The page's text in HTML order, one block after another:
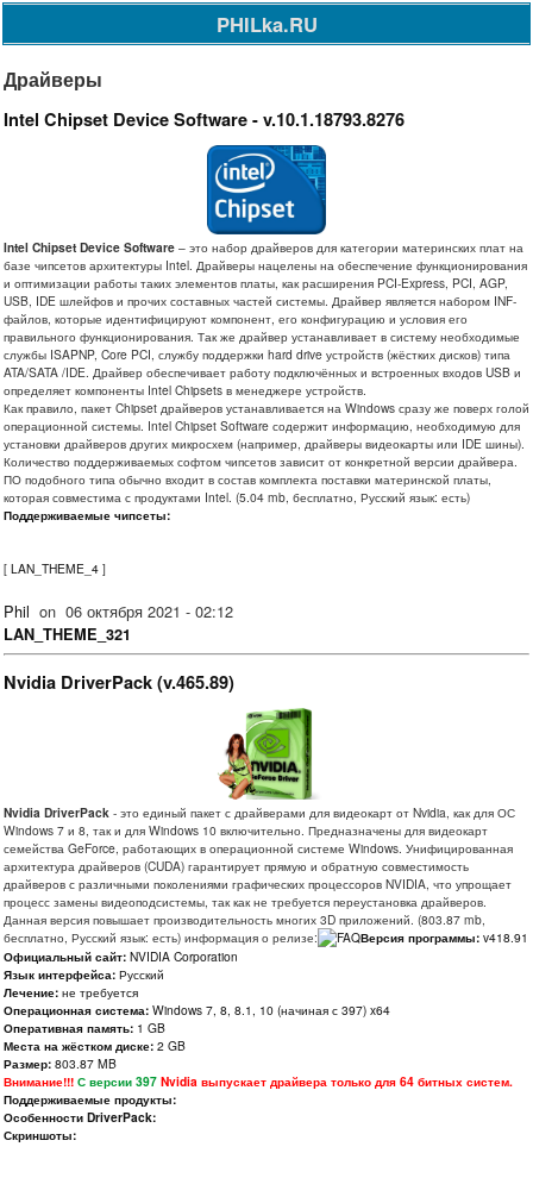
PHILka.RU
Драйверы
Intel Chipset Device Software - v.10.1.18793.8276
Intel Chipset Device Software – это набор драйверов для категории материнских плат на
базе чипсетов архитектуры Intel. Драйверы нацелены на обеспечение функционирования
и оптимизации работы таких элементов платы, как расширения PCI-Express, PCI, AGP,
USB, IDE шлейфов и прочих составных частей системы. Драйвер является набором INF-
файлов, которые идентифицируют компонент, его конфигурацию и условия его
правильного функционирования. Так же драйвер устанавливает в систему необходимые
службы ISAPNP, Core PCI, службу поддержки hard drive устройств (жёстких дисков) типа
ATA/SATA /IDE. Драйвер обеспечивает работу подключённых и встроенных входов USB и
определяет компоненты Intel Chipsets в менеджере устройств.
Как правило, пакет Chipset драйверов устанавливается на Windows сразу же поверх голой
операционной системы. Intel Chipset Software содержит информацию, необходимую для
установки драйверов других микросхем (например, драйверы видеокарты или IDE шины).
Количество поддерживаемых софтом чипсетов зависит от конкретной версии драйвера.
ПО подобного типа обычно входит в состав комплекта поставки материнской платы,
которая совместима с продуктами Intel. (5.04 mb, бесплатно, Русский язык: есть)
Поддерживаемые чипсеты:
[ LAN_THEME_4 ]
Phil on 06 октября 2021 - 02:12
LAN_THEME_321
Nvidia DriverPack (v.465.89)
Nvidia DriverPack - это единый пакет с драйверами для видеокарт от Nvidia, как для ОС
Windows 7 и 8, так и для Windows 10 включительно. Предназначены для видеокарт
семейства GeForce, работающих в операционной системе Windows. Унифицированная
архитектура драйверов (CUDA) гарантирует прямую и обратную совместимость
драйверов с различными поколениями графических процессоров NVIDIA, что упрощает
процесс замены видеоподсистемы, так как не требуется переустановка драйверов.
Данная версия повышает производительность многих 3D приложений. (803.87 mb,
бесплатно, Русский язык: есть) информация о релизе:
Версия программы: v418.91
Официальный сайт: NVIDIA Corporation
Язык интерфейса: Русский
Лечение: не требуется
Операционная система: Windows 7, 8, 8.1, 10 (начиная с 397) x64
Оперативная память: 1 GB
Места на жёстком диске: 2 GB
Размер: 803.87 MB
Внимание!!! С версии 397 Nvidia выпускает драйвера только для 64 битных систем.
Поддерживаемые продукты:
Особенности DriverPack:
Скриншоты: